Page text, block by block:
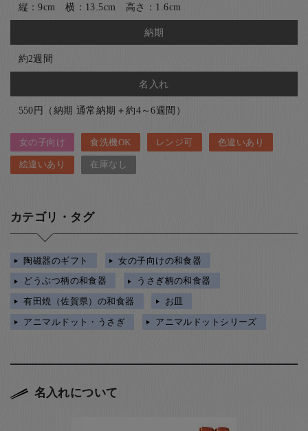
縦：9cm 横：13.5cm 高さ：1.6cm
納期
約2週間
名入れ
550円（納期 通常納期＋約4～6週間）
女の子向け 食洗機OK レンジ可 色違いあり
絵違いあり 在庫なし
カテゴリ・タグ
陶磁器のギフト
女の子向けの和食器
どうぶつ柄の和食器
うさぎ柄の和食器
有田焼（佐賀県）の和食器
お皿
アニマルドット・うさぎ
アニマルドットシリーズ
名入れについて